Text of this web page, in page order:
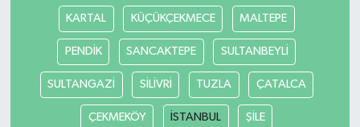
KARTAL KÜÇÜKÇEKMECE MALTEPE
PENDİK SANCAKTEPE SULTANBEYLİ
SULTANGAZİ SİLİVRİ TUZLA ÇATALCA
ÇEKMEKÖY İSTANBUL ŞİLE